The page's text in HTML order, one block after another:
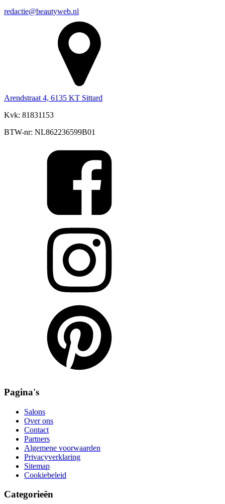
redactie@beautyweb.nl
Arendstraat 4, 6135 KT Sittard
Kvk: 81831153
BTW-nr: NL862236599B01
Pagina's
Salons
Over ons
Contact
Partners
Algemene voorwaarden
Privacyverklaring
Sitemap
Cookiebeleid
Categorieën